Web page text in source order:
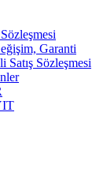
Garanti
Satış Sözleşmesi